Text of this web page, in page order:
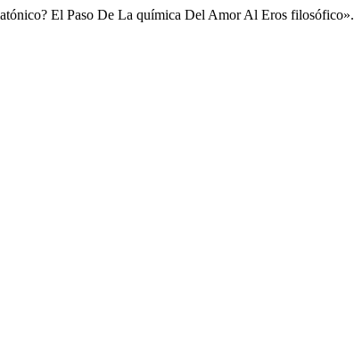
El Paso De La química Del Amor Al Eros filosófico».